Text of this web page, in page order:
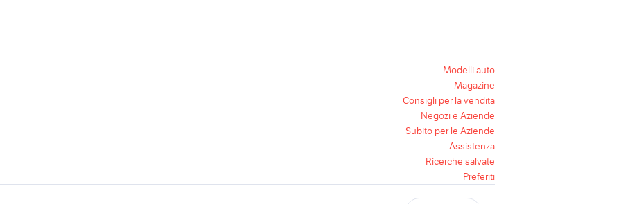
Modelli auto
Magazine
Consigli per la vendita
Negozi e Aziende
Subito per le Aziende
Assistenza
Ricerche salvate
Preferiti